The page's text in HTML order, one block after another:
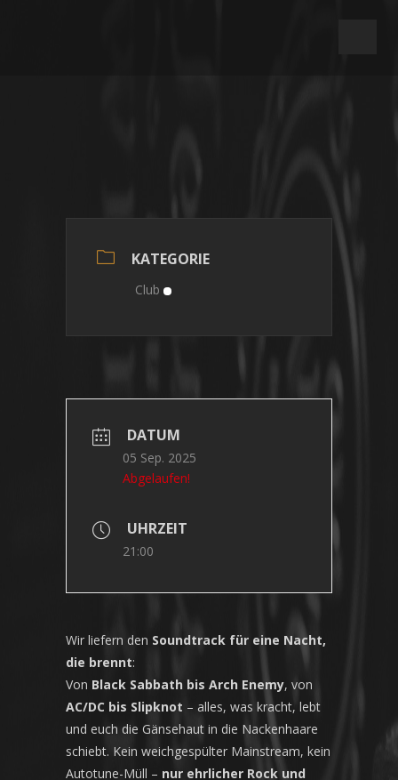
KATEGORIE
Club
DATUM
05 Sep. 2025
Abgelaufen!
UHRZEIT
21:00
Wir liefern den Soundtrack für eine Nacht,
die brennt:
Von Black Sabbath bis Arch Enemy, von
AC/DC bis Slipknot – alles, was kracht, lebt
und euch die Gänsehaut in die Nackenhaare
schiebt. Kein weichgespülter Mainstream, kein
Autotune-Müll – nur ehrlicher Rock und